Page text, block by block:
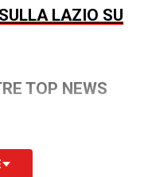
LAZIO SU
TOP NEWS